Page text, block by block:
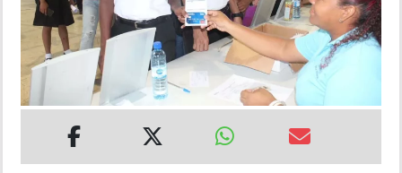
INSÓLITAS
MULTIMEDIA